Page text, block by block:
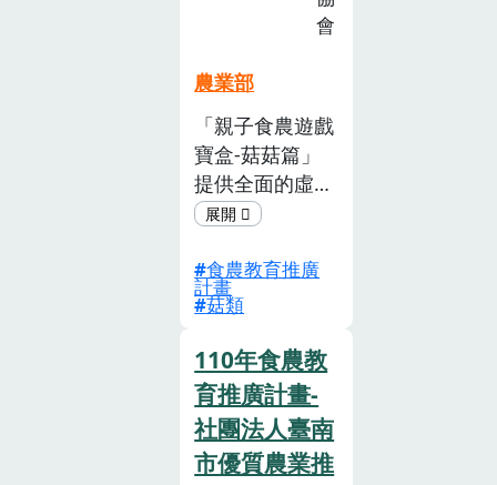
會
農業部
「親子食農遊戲
寶盒-菇菇篇」
提供全面的虛實
整合型居家食農
歲學前幼兒家庭
提前啟蒙食農教
園食農教育打
下優良基礎。
除了線下的實體
教材外，更結合
LineBot機器
食農教育推廣
計畫
菇類
110年食農教
育推廣計畫-
社團法人臺南
市優質農業推